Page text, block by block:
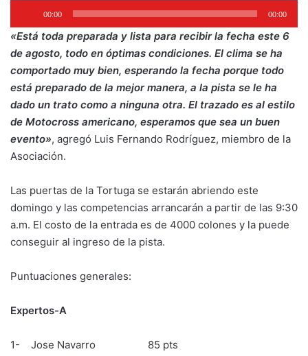
de
audio
00:00 00:00
«Está toda preparada y lista para recibir la fecha este 6
de agosto, todo en óptimas condiciones. El clima se ha
comportado muy bien, esperando la fecha porque todo
está preparado de la mejor manera, a la pista se le ha
dado un trato como a ninguna otra. El trazado es al estilo
de Motocross americano, esperamos que sea un buen
evento», agregó Luis Fernando Rodríguez, miembro de la
Asociación.
Las puertas de la Tortuga se estarán abriendo este
domingo y las competencias arrancarán a partir de las 9:30
a.m. El costo de la entrada es de 4000 colones y la puede
conseguir al ingreso de la pista.
Puntuaciones generales:
Expertos-A
1- Jose Navarro 85 pts